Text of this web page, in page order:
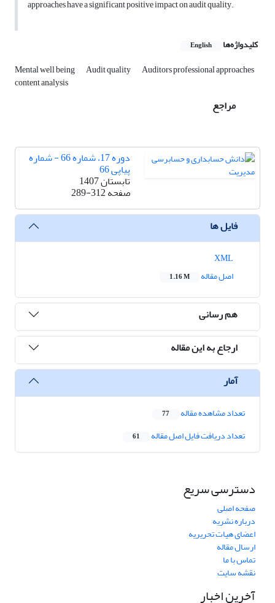
approaches have a significant positive impact on audit quality.
کلیدواژه‌ها English
Mental well being Audit quality Auditors professional approaches
content analysis
مراجع
دوره 17، شماره 66 - شماره
پیاپی 66
تابستان 1407
صفحه289-312
فایل ها
اصل مقاله
1.16 M
هم رسانی
ارجاع به این مقاله
آمار
تعداد مشاهده مقاله 77
تعداد دریافت فایل اصل مقاله 61
دسترسی سریع
صفحه اصلی
درباره نشریه
اعضای هیات تحریریه
ارسال مقاله
تماس با ما
نقشه سایت
آخرین اخبار